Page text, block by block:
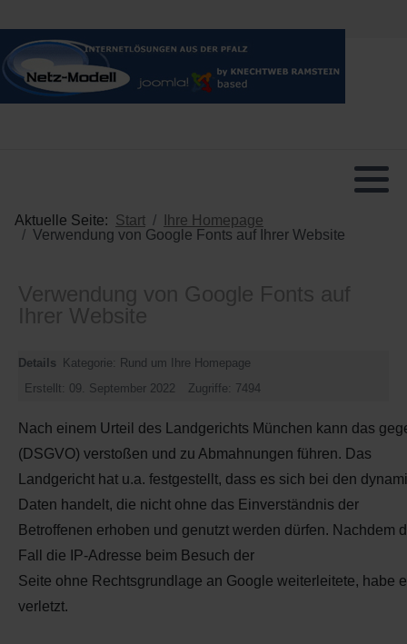
Aktuelle Seite: Start
Ihre Homepage
Verwendung von Google Fonts auf Ihrer Website
Verwendung von Google Fonts auf
Ihrer Website
Details Kategorie: Rund um Ihre Homepage
Erstellt: 09. September 2022
Zugriffe: 7494
Nach einem Urteil des Landgerichts München kann das
(DSGVO) verstoßen und zu Abmahnungen führen. Das
Landgericht hat u.a. festgestellt, dass es sich bei den
Daten handelt, die nicht ohne das Einverständnis der
Betroffenen erhoben und genutzt werden dürfen. Nachdem
Fall
die IP-Adresse beim Besuch der
Seite ohne Rechtsgrundlage an Google weiterleitete, habe
verletzt.